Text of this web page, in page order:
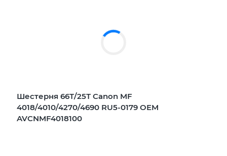
Шестерня 66Т/25Т Canon MF
4018/4010/4270/4690 RU5-0179 OEM
AVCNMF4018100